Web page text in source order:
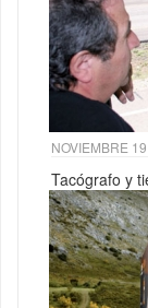
NOVIEMBRE
Tacógrafo y